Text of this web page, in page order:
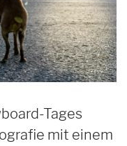
Tages
mit einem